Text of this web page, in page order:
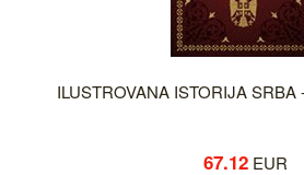
ILUSTROVANA ISTORIJA SRBA
67.12EUR